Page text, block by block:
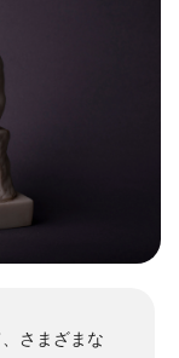
さまざまな